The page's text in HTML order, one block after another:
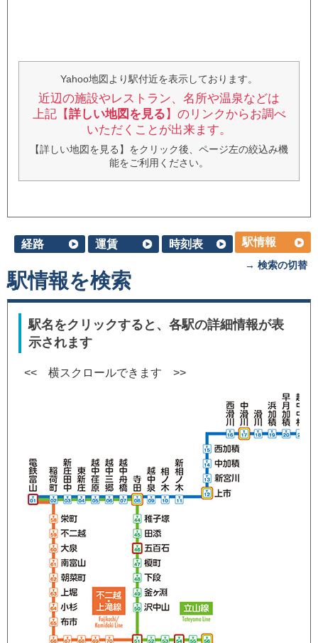
Yahoo地図より駅付近を表示しております。
近辺の施設やレストラン、名所や温泉などは
上記【詳しい地図を見る 】のリンクからお調べ
いただくことが出来ます。
【詳しい地図を見る】をクリック後、ページ左の絞込み機
能をご利用ください。
駅情報
時刻表
運賃
経路
→ 検索の切替
駅情報を検索
駅名をクリックすると、各駅の詳細情報が表
示されます